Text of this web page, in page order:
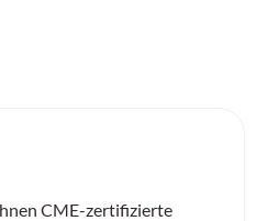
CME-zertifizierte